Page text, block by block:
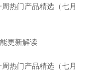
热门产品精选（七月
更新解读
热门产品精选（七月